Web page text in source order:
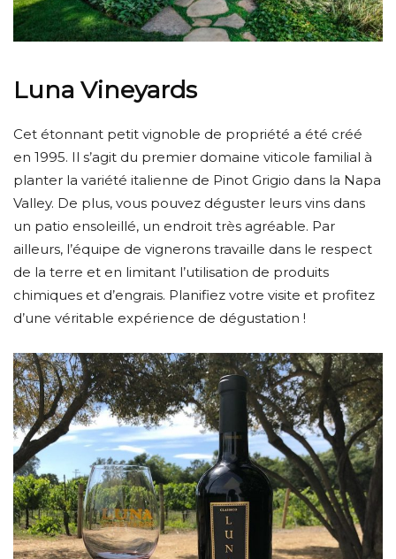
Luna Vineyards
Cet étonnant petit vignoble de propriété a été créé
en 1995. Il s’agit du premier domaine viticole familial à
planter la variété italienne de Pinot Grigio dans la Napa
Valley. De plus, vous pouvez déguster leurs vins dans
un patio ensoleillé, un endroit très agréable. Par
ailleurs, l’équipe de vignerons travaille dans le respect
de la terre et en limitant l’utilisation de produits
chimiques et d’engrais. Planifiez votre visite et profitez
d’une véritable expérience de dégustation !